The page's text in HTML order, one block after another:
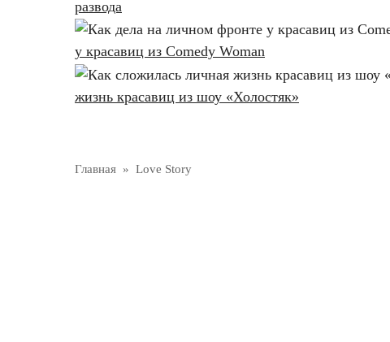
развода
у красавиц из Comedy Woman
жизнь красавиц из шоу «Холостяк»
Главная » Love Story